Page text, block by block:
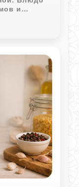
и
ужина.